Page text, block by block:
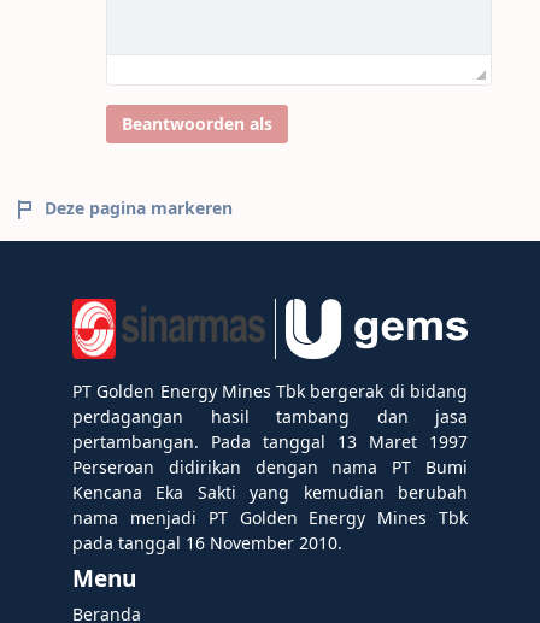
Beantwoorden als
Deze pagina markeren
PT Golden Energy Mines Tbk bergerak di bidang
perdagangan hasil tambang dan jasa
pertambangan. Pada tanggal 13 Maret 1997
Perseroan didirikan dengan nama PT Bumi
Kencana Eka Sakti yang kemudian berubah
nama menjadi PT Golden Energy Mines Tbk
pada tanggal 16 November 2010.
Menu
Beranda